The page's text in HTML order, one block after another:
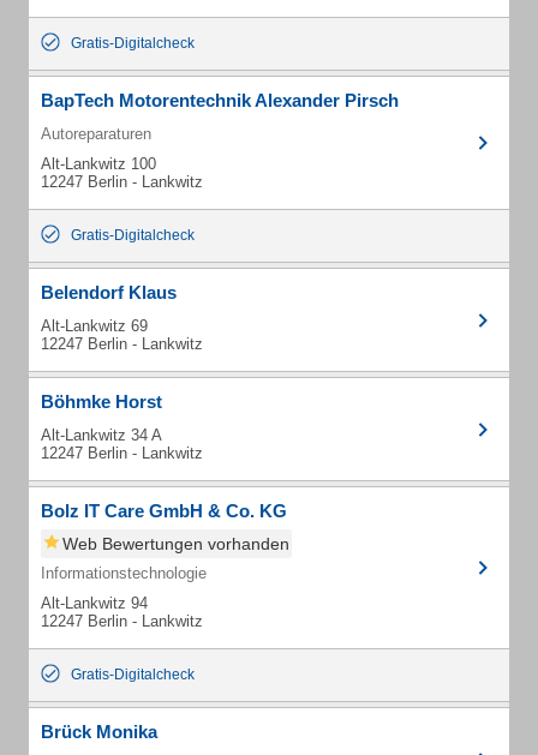
Gratis-Digitalcheck
BapTech Motorentechnik Alexander Pirsch
Autoreparaturen
Alt-Lankwitz 100
12247 Berlin - Lankwitz
Gratis-Digitalcheck
Belendorf Klaus
Alt-Lankwitz 69
12247 Berlin - Lankwitz
Böhmke Horst
Alt-Lankwitz 34 A
12247 Berlin - Lankwitz
Bolz IT Care GmbH & Co. KG
Web Bewertungen vorhanden
Informationstechnologie
Alt-Lankwitz 94
12247 Berlin - Lankwitz
Gratis-Digitalcheck
Brück Monika